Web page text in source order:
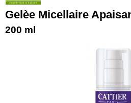
Gelèe Micellaire
200 ml